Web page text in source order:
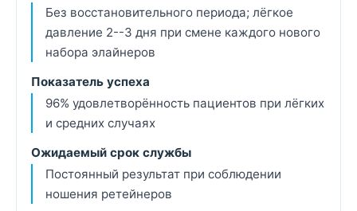
Без восстановительного периода; лёгкое
давление 2--3 дня при смене каждого нового
набора элайнеров
Показатель успеха
96% удовлетворённость пациентов при лёгких
и средних случаях
Ожидаемый срок службы
Постоянный результат при соблюдении
ношения ретейнеров